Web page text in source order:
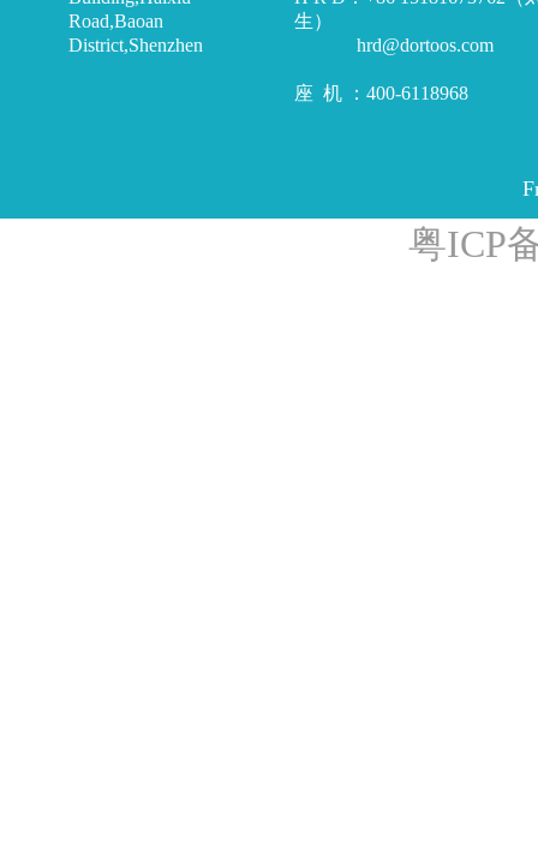
Road,Baoan
District,Shenzhen
生）
hrd@dortoos.com
座 机 ：400-6118968
粤ICP